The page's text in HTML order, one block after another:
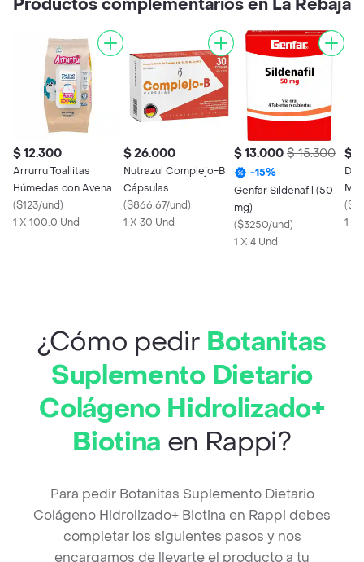
Productos complementarios en La Rebaja
$ 12.300
Arrurru Toallitas
Húmedas con Avena y
Karité
($123/und)
1 X 100.0 Und
$ 26.000
Nutrazul Complejo-B
Cápsulas
($866.67/und)
1 X 30 Und
$ 13.000 $ 15.300
-15%
Genfar Sildenafil (50
mg)
($3250/und)
1 X 4 Und
$
Dolex
(
1 X
¿Cómo pedir Botanitas
Suplemento Dietario
Colágeno Hidrolizado+
Biotina en Rappi?
Para pedir Botanitas Suplemento Dietario
Colágeno Hidrolizado+ Biotina en Rappi debes
completar los siguientes pasos y nos
encargamos de llevarte el producto a tu